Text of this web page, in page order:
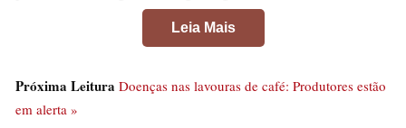
as demandas atuais de mercado. Por exemplo, como o
aumento de produtividade e a aliança entre a agenda de
Leia Mais
Próxima Leitura Doenças nas lavouras de café: Produtores estão
em alerta »